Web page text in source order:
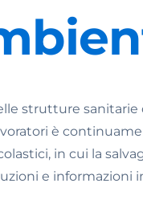
strutture
è
in cui la
e informazioni